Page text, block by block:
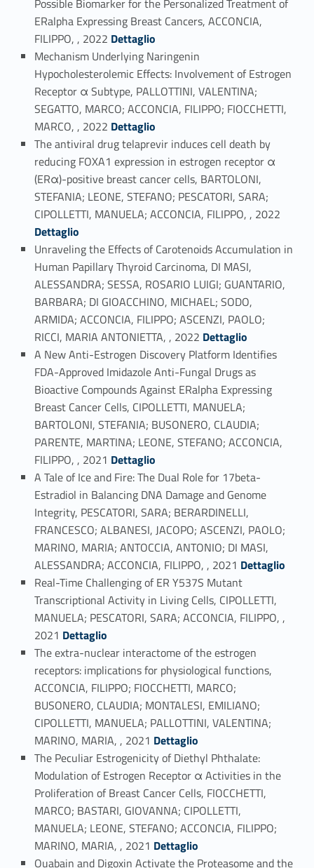
Possible Biomarker for the Personalized Treatment of
ERalpha Expressing Breast Cancers, ACCONCIA,
FILIPPO, , 2022 Link identifier #identifier_person_194298-13
Dettaglio
Mechanism Underlying Naringenin
Hypocholesterolemic Effects: Involvement of Estrogen
Receptor α Subtype, PALLOTTINI, VALENTINA;
SEGATTO, MARCO; ACCONCIA, FILIPPO; FIOCCHETTI,
MARCO, , 2022 Link identifier #identifier_person_110628-14
Dettaglio
The antiviral drug telaprevir induces cell death by
reducing FOXA1 expression in estrogen receptor α
(ERα)-positive breast cancer cells, BARTOLONI,
STEFANIA; LEONE, STEFANO; PESCATORI, SARA;
CIPOLLETTI, MANUELA; ACCONCIA, FILIPPO, , 2022
Dettaglio
Unraveling the Effects of Carotenoids Accumulation in
Human Papillary Thyroid Carcinoma, DI MASI,
ALESSANDRA; SESSA, ROSARIO LUIGI; GUANTARIO,
BARBARA; DI GIOACCHINO, MICHAEL; SODO,
ARMIDA; ACCONCIA, FILIPPO; ASCENZI, PAOLO;
RICCI, MARIA ANTONIETTA, , 2022 Link identifier #identifier_person_79956-16
Dettaglio
A New Anti-Estrogen Discovery Platform Identifies
FDA-Approved Imidazole Anti-Fungal Drugs as
Bioactive Compounds Against ERalpha Expressing
Breast Cancer Cells, CIPOLLETTI, MANUELA;
BARTOLONI, STEFANIA; BUSONERO, CLAUDIA;
PARENTE, MARTINA; LEONE, STEFANO; ACCONCIA,
FILIPPO, , 2021 Link identifier #identifier_person_186788-17
Dettaglio
A Tale of Ice and Fire: The Dual Role for 17beta-
Estradiol in Balancing DNA Damage and Genome
Integrity, PESCATORI, SARA; BERARDINELLI,
FRANCESCO; ALBANESI, JACOPO; ASCENZI, PAOLO;
MARINO, MARIA; ANTOCCIA, ANTONIO; DI MASI,
ALESSANDRA; ACCONCIA, FILIPPO, , 2021 Link identifier #identifier_person_198461-18
Dettaglio
Real-Time Challenging of ER Y537S Mutant
Transcriptional Activity in Living Cells, CIPOLLETTI,
MANUELA; PESCATORI, SARA; ACCONCIA, FILIPPO, ,
2021 Link identifier #identifier_person_59794-19
Dettaglio
The extra-nuclear interactome of the estrogen
receptors: implications for physiological functions,
ACCONCIA, FILIPPO; FIOCCHETTI, MARCO;
BUSONERO, CLAUDIA; MONTALESI, EMILIANO;
CIPOLLETTI, MANUELA; PALLOTTINI, VALENTINA;
MARINO, MARIA, , 2021 Link identifier #identifier_person_52721-20
Dettaglio
The Peculiar Estrogenicity of Diethyl Phthalate:
Modulation of Estrogen Receptor α Activities in the
Proliferation of Breast Cancer Cells, FIOCCHETTI,
MARCO; BASTARI, GIOVANNA; CIPOLLETTI,
MANUELA; LEONE, STEFANO; ACCONCIA, FILIPPO;
MARINO, MARIA, , 2021 Link identifier #identifier_person_47457-21
Dettaglio
Ouabain and Digoxin Activate the Proteasome and the